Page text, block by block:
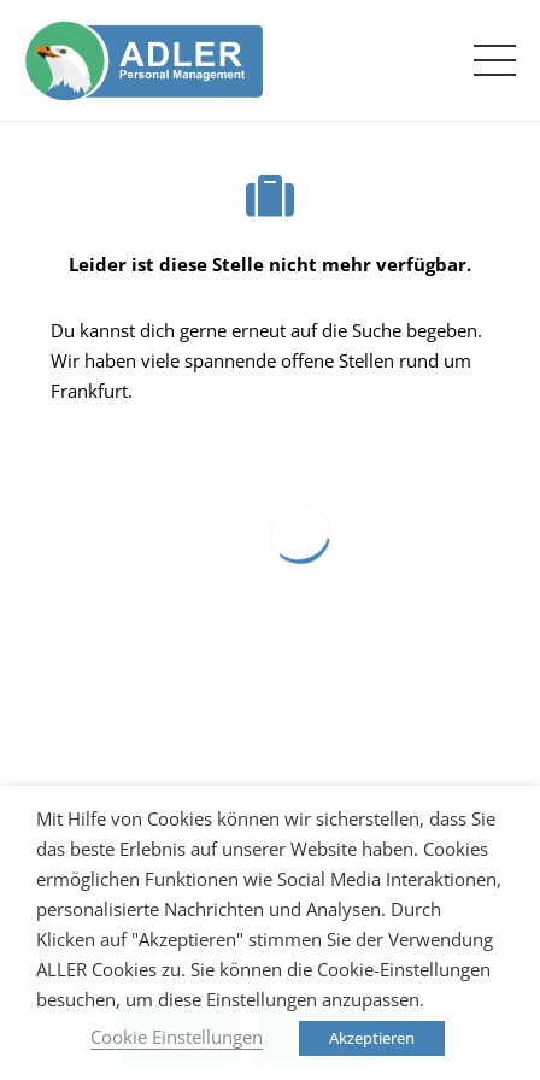
Leider ist diese Stelle nicht mehr verfügbar.
Du kannst dich gerne erneut auf die Suche begeben.
Wir haben viele spannende offene Stellen rund um
Frankfurt.
Mit Hilfe von Cookies können wir sicherstellen, dass Sie
das beste Erlebnis auf unserer Website haben. Cookies
ermöglichen Funktionen wie Social Media Interaktionen,
personalisierte Nachrichten und Analysen. Durch
Klicken auf "Akzeptieren" stimmen Sie der Verwendung
ALLER Cookies zu. Sie können die Cookie-Einstellungen
besuchen, um diese Einstellungen anzupassen.
Cookie Einstellungen
Akzeptieren